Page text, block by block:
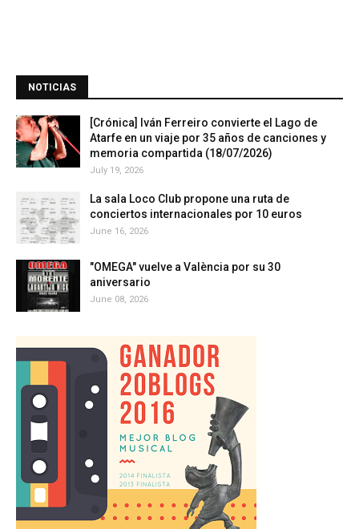
NOTICIAS
[Crónica] Iván Ferreiro convierte el Lago de
Atarfe en un viaje por 35 años de canciones y
memoria compartida (18/07/2026)
July 19, 2026
La sala Loco Club propone una ruta de
conciertos internacionales por 10 euros
June 16, 2026
"OMEGA" vuelve a València por su 30
aniversario
June 08, 2026